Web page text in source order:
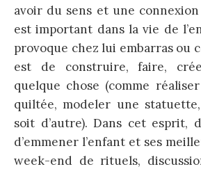
avoir du sens et une
est important dans la vie de
provoque chez lui embarras ou
est de construire, faire,
quelque chose (comme
quiltée, modeler une
soit d’autre). Dans cet esprit,
d’emmener l’enfant et ses
week-end de rituels,